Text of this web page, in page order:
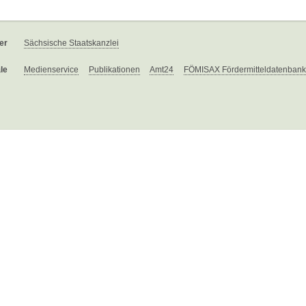
Sächsische Staatskanzlei
Medienservice Publikationen Amt24 FÖMISAX Fördermitteldatenbank